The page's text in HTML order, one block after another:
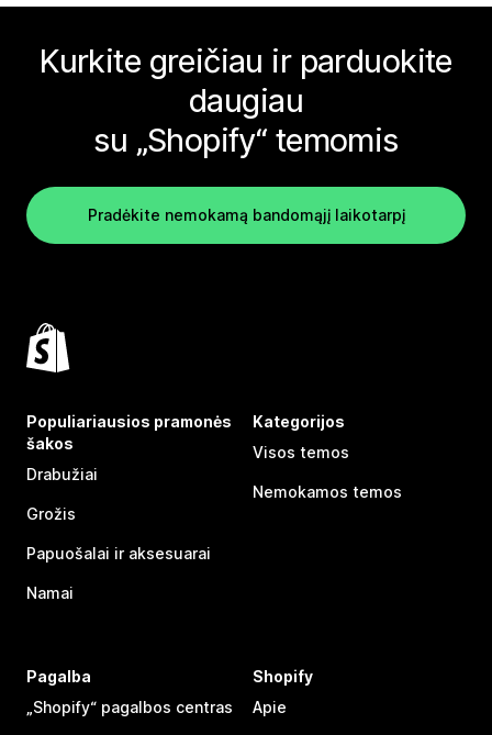
Kurkite greičiau ir parduokite
daugiau
su „Shopify“ temomis
Pradėkite nemokamą bandomąjį laikotarpį
Populiariausios pramonės
šakos
Drabužiai
Grožis
Papuošalai ir aksesuarai
Namai
Kategorijos
Visos temos
Nemokamos temos
Pagalba
„Shopify“ pagalbos centras
Shopify
Apie